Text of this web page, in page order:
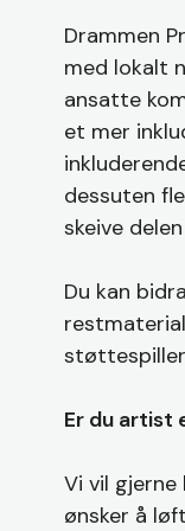
Drammen
med lokalt
ansatte
et mer
dessuten
skeive
Du kan
Er du artist
Vi vil gjerne
ønsker å